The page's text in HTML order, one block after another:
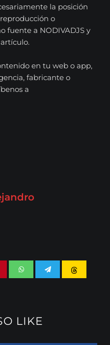
la posición
o
fuente a NODIVADJS y
en tu web o app,
fabricante o
a
LIKE